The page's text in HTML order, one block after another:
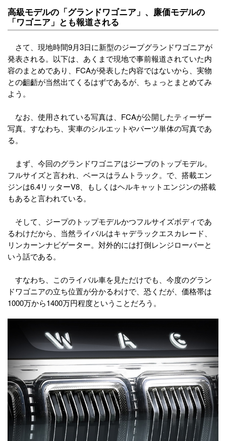
高級モデルの「グランドワゴニア」、廉価モデルの
「ワゴニア」とも報道される
さて、現地時間9月3日に新型のジープグランドワゴニアが
発表される。以下は、あくまで現地で事前報道されていた内
容のまとめであり、FCAが発表した内容ではないから、実物
との齟齬が当然出てくるはずであるが、ちょっとまとめてみ
よう。
なお、使用されている写真は、FCAが公開したティーザー
写真。すなわち、実車のシルエットやパーツ単体の写真であ
る。
まず、今回のグランドワゴニアはジープのトップモデル。
フルサイズと言われ、ベースはラムトラック。で、搭載エン
ジンは6.4リッターV8、もしくはヘルキャットエンジンの搭載
もあると言われている。
そして、ジープのトップモデルかつフルサイズボディであ
るわけだから、当然ライバルはキャデラックエスカレード、
リンカーンナビゲーター。対外的には打倒レンジローバーと
いう話である。
すなわち、このライバル車を見ただけでも、今度のグラン
ドワゴニアの立ち位置が分かるわけで、恐くだが、価格帯は
1000万から1400万円程度ということだろう。